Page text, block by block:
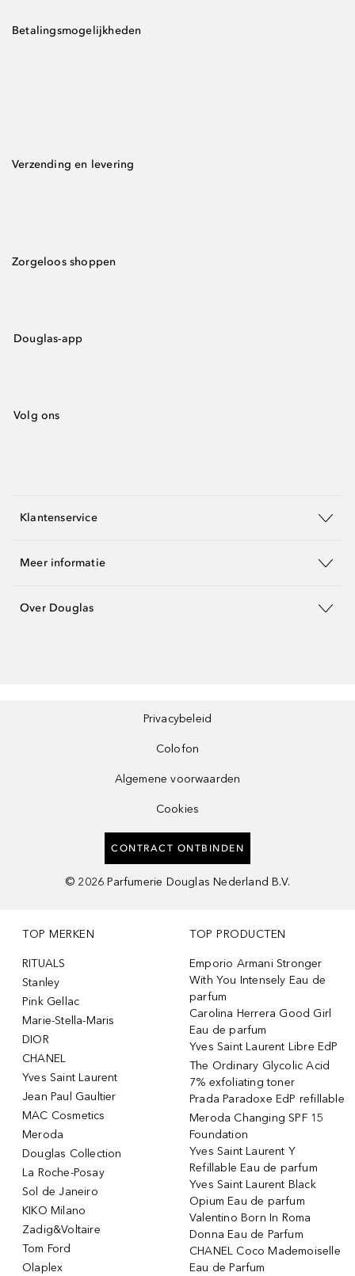
Betalingsmogelijkheden
Verzending en levering
Zorgeloos shoppen
Douglas-app
Volg ons
Klantenservice
Meer informatie
Over Douglas
Privacybeleid
Colofon
Algemene voorwaarden
Cookies
CONTRACT ONTBINDEN
© 2026 Parfumerie Douglas Nederland B.V.
TOP MERKEN
RITUALS
Stanley
Pink Gellac
Marie-Stella-Maris
DIOR
CHANEL
Yves Saint Laurent
Jean Paul Gaultier
MAC Cosmetics
Meroda
Douglas Collection
La Roche-Posay
Sol de Janeiro
KIKO Milano
Zadig&Voltaire
Tom Ford
Olaplex
TOP PRODUCTEN
Emporio Armani Stronger
With You Intensely Eau de
parfum
Carolina Herrera Good Girl
Eau de parfum
Yves Saint Laurent Libre EdP
The Ordinary Glycolic Acid
7% exfoliating toner
Prada Paradoxe EdP refillable
Meroda Changing SPF 15
Foundation
Yves Saint Laurent Y
Refillable Eau de parfum
Yves Saint Laurent Black
Opium Eau de parfum
Valentino Born In Roma
Donna Eau de Parfum
CHANEL Coco Mademoiselle
Eau de Parfum